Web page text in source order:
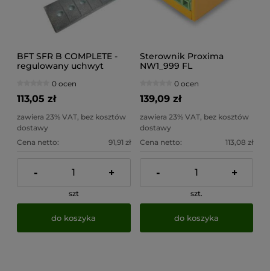
BFT SFR B COMPLETE -
regulowany uchwyt
na 1 siłownik (N735002
00001)
0 ocen
113,05 zł
zawiera 23% VAT, bez kosztów
dostawy
Cena netto:
91,91 zł
- +
szt
do koszyka
Sterownik Proxima
NW1_999 FL
0 ocen
139,09 zł
zawiera 23% VAT, bez kosztów
dostawy
Cena netto:
113,08 zł
- +
szt.
do koszyka